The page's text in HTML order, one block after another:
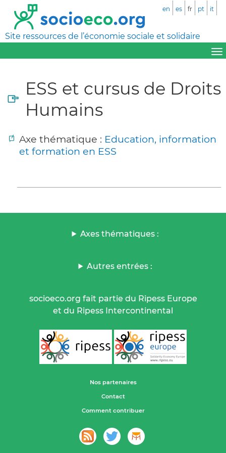
Site ressources de l’économie sociale et solidaire
en es fr pt it
ESS et cursus de Droits
Humains
Axe thématique : Education, information
et formation en ESS
Axes thématiques :
Autres entrées :
socioeco.org fait partie du Ripess Europe
et du Ripess Intercontinental
Nos partenaires
Contact
Comment contribuer